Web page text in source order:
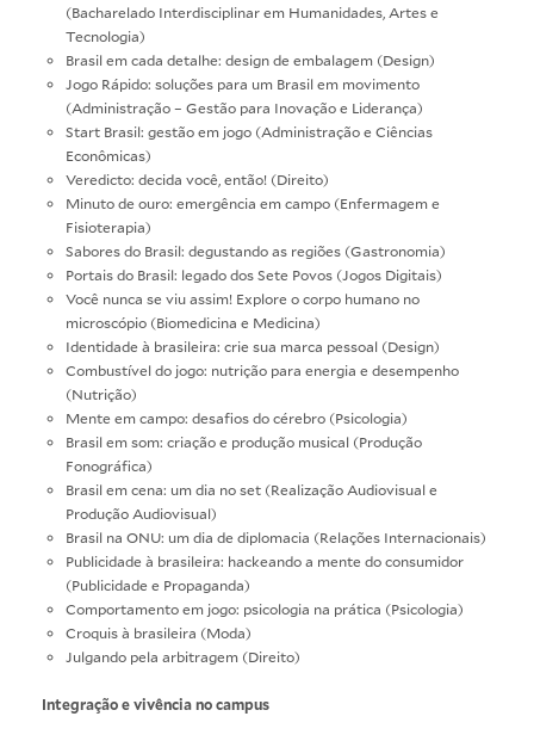
(Bacharelado Interdisciplinar em Humanidades, Artes e
Tecnologia)
Brasil em cada detalhe: design de embalagem (Design)
Jogo Rápido: soluções para um Brasil em movimento
(Administração – Gestão para Inovação e Liderança)
Start Brasil: gestão em jogo (Administração e Ciências
Econômicas)
Veredicto: decida você, então! (Direito)
Minuto de ouro: emergência em campo (Enfermagem e
Fisioterapia)
Sabores do Brasil: degustando as regiões (Gastronomia)
Portais do Brasil: legado dos Sete Povos (Jogos Digitais)
Você nunca se viu assim! Explore o corpo humano no
microscópio (Biomedicina e Medicina)
Identidade à brasileira: crie sua marca pessoal (Design)
Combustível do jogo: nutrição para energia e desempenho
(Nutrição)
Mente em campo: desafios do cérebro (Psicologia)
Brasil em som: criação e produção musical (Produção
Fonográfica)
Brasil em cena: um dia no set (Realização Audiovisual e
Produção Audiovisual)
Brasil na ONU: um dia de diplomacia (Relações Internacionais)
Publicidade à brasileira: hackeando a mente do consumidor
(Publicidade e Propaganda)
Comportamento em jogo: psicologia na prática (Psicologia)
Croquis à brasileira (Moda)
Julgando pela arbitragem (Direito)
Integração e vivência no campus